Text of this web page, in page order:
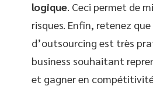
logique . Ceci permet de
risques. Enfin, retenez
d’outsourcing est très
business souhaitant
et gagner en